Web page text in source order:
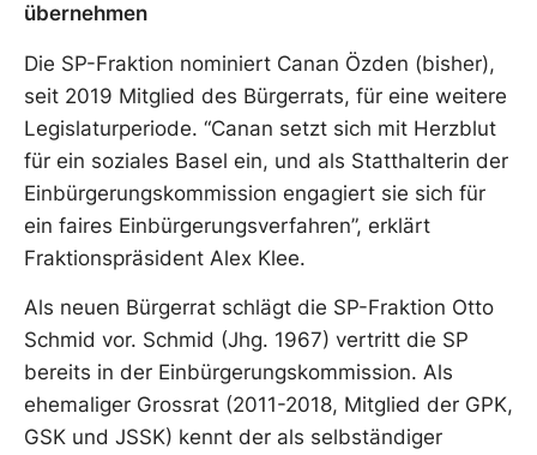
übernehmen
Die SP-Fraktion nominiert Canan Özden (bisher),
seit 2019 Mitglied des Bürgerrats, für eine weitere
Legislaturperiode. “Canan setzt sich mit Herzblut
für ein soziales Basel ein, und als Statthalterin der
Einbürgerungskommission engagiert sie sich für
ein faires Einbürgerungsverfahren”, erklärt
Fraktionspräsident Alex Klee.
Als neuen Bürgerrat schlägt die SP-Fraktion Otto
Schmid vor. Schmid (Jhg. 1967) vertritt die SP
bereits in der Einbürgerungskommission. Als
ehemaliger Grossrat (2011-2018, Mitglied der GPK,
GSK und JSSK) kennt der als selbständiger